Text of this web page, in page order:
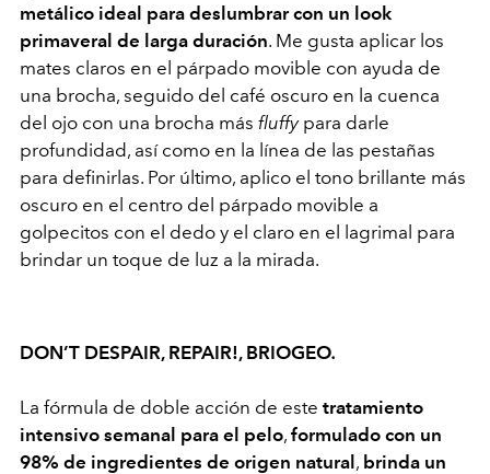
metálico ideal para deslumbrar con un look
primaveral de larga duración. Me gusta aplicar los
mates claros en el párpado movible con ayuda de
una brocha, seguido del café oscuro en la cuenca
del ojo con una brocha más fluffy para darle
profundidad, así como en la línea de las pestañas
para definirlas. Por último, aplico el tono brillante más
oscuro en el centro del párpado movible a
golpecitos con el dedo y el claro en el lagrimal para
brindar un toque de luz a la mirada.
DON’T DESPAIR, REPAIR!, BRIOGEO.
La fórmula de doble acción de este tratamiento
intensivo semanal para el pelo, formulado con un
98% de ingredientes de origen natural, brinda un